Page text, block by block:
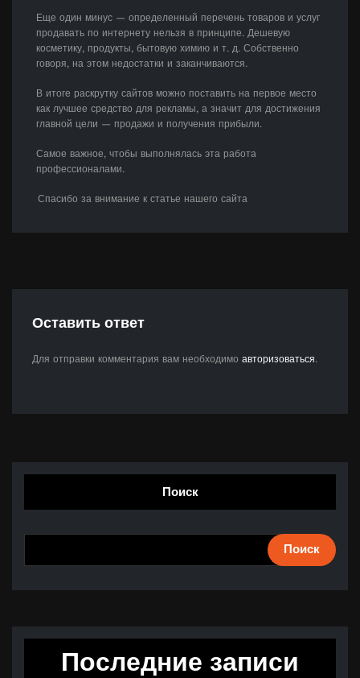
Еще один минус — определенный перечень товаров и услуг
продавать по интернету нельзя в принципе. Дешевую
косметику, продукты, бытовую химию и т. д. Собственно
говоря, на этом недостатки и заканчиваются.
В итоге раскрутку сайтов можно поставить на первое место
как лучшее средство для рекламы, а значит для достижения
главной цели — продажи и получения прибыли.
Самое важное, чтобы выполнялась эта работа
профессионалами.
Спасибо за внимание к статье нашего сайта
Оставить ответ
Для отправки комментария вам необходимо авторизоваться.
Поиск
Поиск
Последние записи